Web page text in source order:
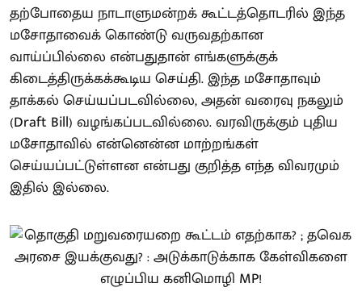
தற்போதைய நாடாளுமன்றக் கூட்டத்தொடரில் இந்த
மசோதாவைக் கொண்டு வருவதற்கான
வாய்ப்பில்லை என்பதுதான் எங்களுக்குக்
கிடைத்திருக்கக்கூடிய செய்தி. இந்த மசோதாவும்
தாக்கல் செய்யப்படவில்லை, அதன் வரைவு நகலும்
(Draft Bill) வழங்கப்படவில்லை. வரவிருக்கும் புதிய
மசோதாவில் என்னென்ன மாற்றங்கள்
செய்யப்பட்டுள்ளன என்பது குறித்த எந்த விவரமும்
இதில் இல்லை.